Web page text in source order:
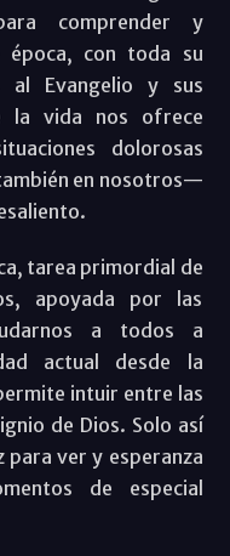
comprender y
época, con toda su
al Evangelio y sus
la vida nos ofrece
dolorosas
en nosotros—
tarea primordial de
apoyada por las
a todos a
actual desde la
intuir entre las
de Dios. Solo así
ver y esperanza
de especial